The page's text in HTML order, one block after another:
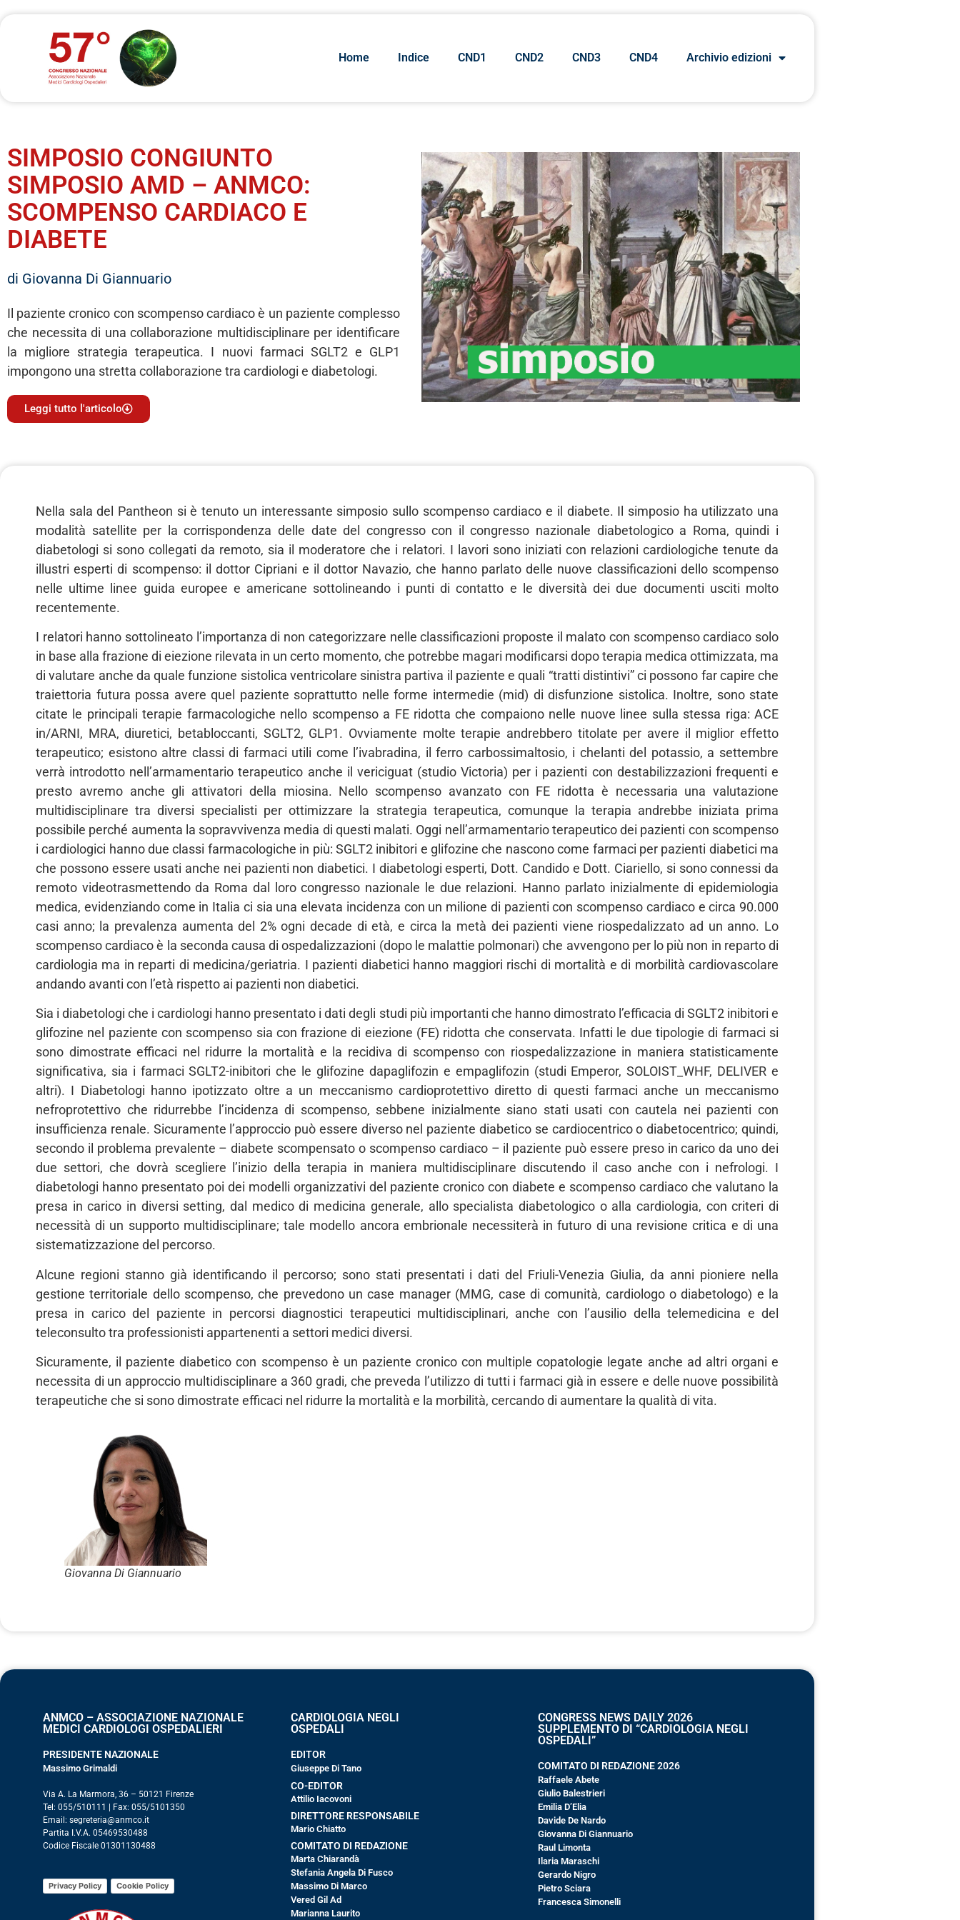
Home Indice CND1 CND2 CND3 CND4 Archivio edizioni
SIMPOSIO CONGIUNTO
SIMPOSIO AMD – ANMCO:
SCOMPENSO CARDIACO E
DIABETE
di Giovanna Di Giannuario
Il paziente cronico con scompenso cardiaco è un paziente complesso
che necessita di una collaborazione multidisciplinare per identificare
la migliore strategia terapeutica. I nuovi farmaci SGLT2 e GLP1
impongono una stretta collaborazione tra cardiologi e diabetologi.
Leggi tutto l'articolo
Nella sala del Pantheon si è tenuto un interessante simposio sullo scompenso cardiaco e il diabete. Il simposio ha utilizzato una
modalità satellite per la corrispondenza delle date del congresso con il congresso nazionale diabetologico a Roma, quindi i
diabetologi si sono collegati da remoto, sia il moderatore che i relatori. I lavori sono iniziati con relazioni cardiologiche tenute da
illustri esperti di scompenso: il dottor Cipriani e il dottor Navazio, che hanno parlato delle nuove classificazioni dello scompenso
nelle ultime linee guida europee e americane sottolineando i punti di contatto e le diversità dei due documenti usciti molto
recentemente.
I relatori hanno sottolineato l’importanza di non categorizzare nelle classificazioni proposte il malato con scompenso cardiaco solo
in base alla frazione di eiezione rilevata in un certo momento, che potrebbe magari modificarsi dopo terapia medica ottimizzata, ma
di valutare anche da quale funzione sistolica ventricolare sinistra partiva il paziente e quali “tratti distintivi” ci possono far capire che
traiettoria futura possa avere quel paziente soprattutto nelle forme intermedie (mid) di disfunzione sistolica. Inoltre, sono state
citate le principali terapie farmacologiche nello scompenso a FE ridotta che compaiono nelle nuove linee sulla stessa riga: ACE
in/ARNI, MRA, diuretici, betabloccanti, SGLT2, GLP1. Ovviamente molte terapie andrebbero titolate per avere il miglior effetto
terapeutico; esistono altre classi di farmaci utili come l’ivabradina, il ferro carbossimaltosio, i chelanti del potassio, a settembre
verrà introdotto nell’armamentario terapeutico anche il vericiguat (studio Victoria) per i pazienti con destabilizzazioni frequenti e
presto avremo anche gli attivatori della miosina. Nello scompenso avanzato con FE ridotta è necessaria una valutazione
multidisciplinare tra diversi specialisti per ottimizzare la strategia terapeutica, comunque la terapia andrebbe iniziata prima
possibile perché aumenta la sopravvivenza media di questi malati. Oggi nell’armamentario terapeutico dei pazienti con scompenso
i cardiologici hanno due classi farmacologiche in più: SGLT2 inibitori e glifozine che nascono come farmaci per pazienti diabetici ma
che possono essere usati anche nei pazienti non diabetici. I diabetologi esperti, Dott. Candido e Dott. Ciariello, si sono connessi da
remoto videotrasmettendo da Roma dal loro congresso nazionale le due relazioni. Hanno parlato inizialmente di epidemiologia
medica, evidenziando come in Italia ci sia una elevata incidenza con un milione di pazienti con scompenso cardiaco e circa 90.000
casi anno; la prevalenza aumenta del 2% ogni decade di età, e circa la metà dei pazienti viene riospedalizzato ad un anno. Lo
scompenso cardiaco è la seconda causa di ospedalizzazioni (dopo le malattie polmonari) che avvengono per lo più non in reparto di
cardiologia ma in reparti di medicina/geriatria. I pazienti diabetici hanno maggiori rischi di mortalità e di morbilità cardiovascolare
andando avanti con l’età rispetto ai pazienti non diabetici.
Sia i diabetologi che i cardiologi hanno presentato i dati degli studi più importanti che hanno dimostrato l’efficacia di SGLT2 inibitori e
glifozine nel paziente con scompenso sia con frazione di eiezione (FE) ridotta che conservata. Infatti le due tipologie di farmaci si
sono dimostrate efficaci nel ridurre la mortalità e la recidiva di scompenso con riospedalizzazione in maniera statisticamente
significativa, sia i farmaci SGLT2-inibitori che le glifozine dapaglifozin e empaglifozin (studi Emperor, SOLOIST_WHF, DELIVER e
altri). I Diabetologi hanno ipotizzato oltre a un meccanismo cardioprotettivo diretto di questi farmaci anche un meccanismo
nefroprotettivo che ridurrebbe l’incidenza di scompenso, sebbene inizialmente siano stati usati con cautela nei pazienti con
insufficienza renale. Sicuramente l’approccio può essere diverso nel paziente diabetico se cardiocentrico o diabetocentrico; quindi,
secondo il problema prevalente – diabete scompensato o scompenso cardiaco – il paziente può essere preso in carico da uno dei
due settori, che dovrà scegliere l’inizio della terapia in maniera multidisciplinare discutendo il caso anche con i nefrologi. I
diabetologi hanno presentato poi dei modelli organizzativi del paziente cronico con diabete e scompenso cardiaco che valutano la
presa in carico in diversi setting, dal medico di medicina generale, allo specialista diabetologico o alla cardiologia, con criteri di
necessità di un supporto multidisciplinare; tale modello ancora embrionale necessiterà in futuro di una revisione critica e di una
sistematizzazione del percorso.
Alcune regioni stanno già identificando il percorso; sono stati presentati i dati del Friuli-Venezia Giulia, da anni pioniere nella
gestione territoriale dello scompenso, che prevedono un case manager (MMG, case di comunità, cardiologo o diabetologo) e la
presa in carico del paziente in percorsi diagnostici terapeutici multidisciplinari, anche con l’ausilio della telemedicina e del
teleconsulto tra professionisti appartenenti a settori medici diversi.
Sicuramente, il paziente diabetico con scompenso è un paziente cronico con multiple copatologie legate anche ad altri organi e
necessita di un approccio multidisciplinare a 360 gradi, che preveda l’utilizzo di tutti i farmaci già in essere e delle nuove possibilità
terapeutiche che si sono dimostrate efficaci nel ridurre la mortalità e la morbilità, cercando di aumentare la qualità di vita.
Giovanna Di Giannuario
ANMCO – ASSOCIAZIONE NAZIONALE
MEDICI CARDIOLOGI OSPEDALIERI
PRESIDENTE NAZIONALE
Massimo Grimaldi
Via A. La Marmora, 36 – 50121 Firenze
Tel: 055/510111 | Fax: 055/5101350
Email: segreteria@anmco.it
Partita I.V.A. 05469530488
Codice Fiscale 01301130488
Privacy Policy Cookie Policy
CARDIOLOGIA NEGLI
OSPEDALI
EDITOR
Giuseppe Di Tano
CO-EDITOR
Attilio Iacovoni
DIRETTORE RESPONSABILE
Mario Chiatto
COMITATO DI REDAZIONE
Marta Chiarandà
Stefania Angela Di Fusco
Massimo Di Marco
Vered Gil Ad
Marianna Laurito
CONGRESS NEWS DAILY 2026
SUPPLEMENTO DI “CARDIOLOGIA NEGLI
OSPEDALI”
COMITATO DI REDAZIONE 2026
Raffaele Abete
Giulio Balestrieri
Emilia D’Elia
Davide De Nardo
Giovanna Di Giannuario
Raul Limonta
Ilaria Maraschi
Gerardo Nigro
Pietro Sciara
Francesca Simonelli